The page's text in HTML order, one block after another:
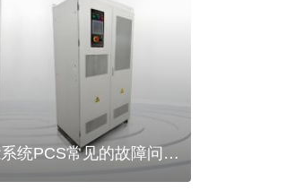
统PCS常见的故障问题